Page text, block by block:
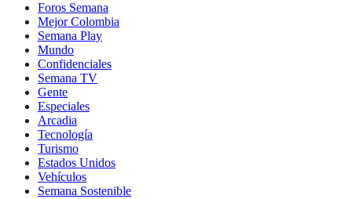
Foros Semana
Mejor Colombia
Semana Play
Mundo
Confidenciales
Semana TV
Gente
Especiales
Arcadia
Tecnología
Turismo
Estados Unidos
Vehículos
Semana Sostenible